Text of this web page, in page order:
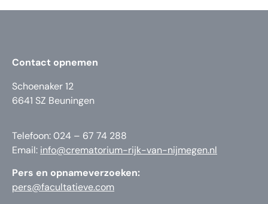
Contact opnemen
Schoenaker 12
6641 SZ Beuningen
Telefoon: 024 – 67 74 288
Email: info@crematorium-rijk-van-nijmegen.nl
Pers en opnameverzoeken:
pers@facultatieve.com